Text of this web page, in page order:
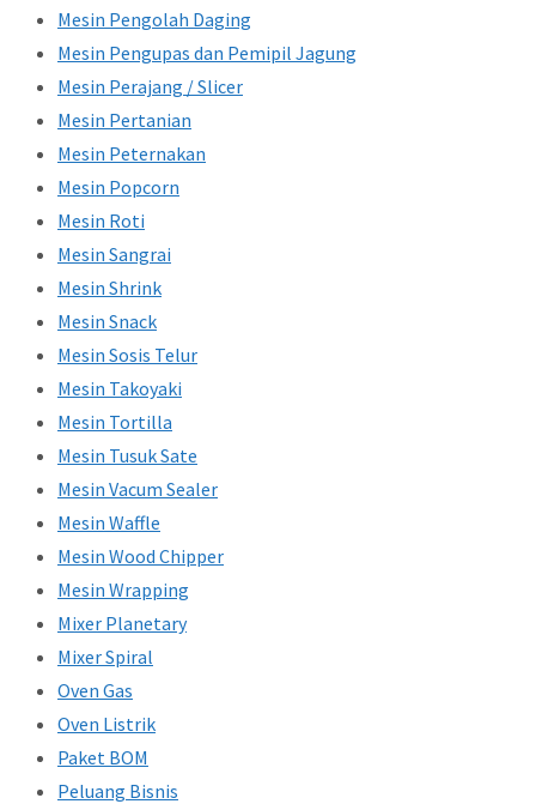
Mesin Pengolah Daging
Mesin Pengupas dan Pemipil Jagung
Mesin Perajang / Slicer
Mesin Pertanian
Mesin Peternakan
Mesin Popcorn
Mesin Roti
Mesin Sangrai
Mesin Shrink
Mesin Snack
Mesin Sosis Telur
Mesin Takoyaki
Mesin Tortilla
Mesin Tusuk Sate
Mesin Vacum Sealer
Mesin Waffle
Mesin Wood Chipper
Mesin Wrapping
Mixer Planetary
Mixer Spiral
Oven Gas
Oven Listrik
Paket BOM
Peluang Bisnis